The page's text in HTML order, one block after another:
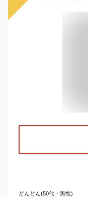
どんどん(50代・男性)